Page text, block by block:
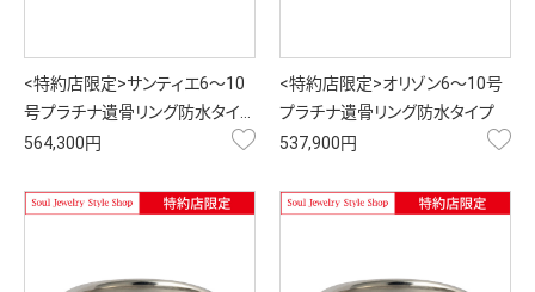
<特約店限定>サンティエ6～10
号プラチナ遺骨リング防水タイ…
564,300円
お気に入り
<特約店限定>オリゾン6～10号
プラチナ遺骨リング防水タイプ
537,900円